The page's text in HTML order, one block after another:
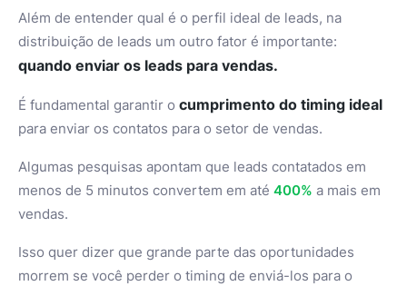
Além de entender qual é o perfil ideal de leads, na
distribuição de leads um outro fator é importante:
quando enviar os leads para vendas.
É fundamental garantir o cumprimento do timing ideal
para enviar os contatos para o setor de vendas.
Algumas pesquisas apontam que leads contatados em
menos de 5 minutos convertem em até 400% a mais em
vendas.
Isso quer dizer que grande parte das oportunidades
morrem se você perder o timing de enviá-los para o